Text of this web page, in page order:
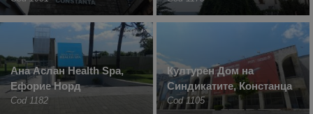
Ана Аслан Health Spa,
Ефорие Норд
Cod 1182
Културен Дом на
Синдикатите, Констанца
Cod 1105